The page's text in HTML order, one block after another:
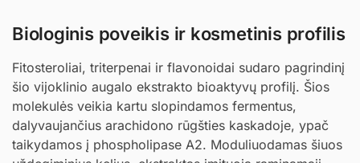
Biologinis poveikis ir kosmetinis profilis
Fitosteroliai, triterpenai ir flavonoidai sudaro pagrindinį
šio vijoklinio augalo ekstrakto bioaktyvų profilį. Šios
molekulės veikia kartu slopindamos fermentus,
dalyvaujančius arachidono rūgšties kaskadoje, ypač
taikydamos į phospholipase A2. Moduliuodamas šiuos